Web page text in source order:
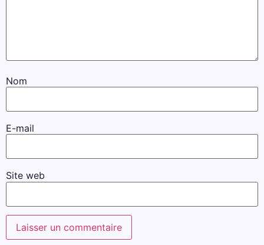
Nom
E-mail
Site web